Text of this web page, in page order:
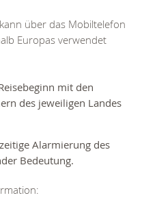
über das Mobiltelefon
Europas verwendet
mit den
des jeweiligen Landes
Alarmierung des
Bedeutung.